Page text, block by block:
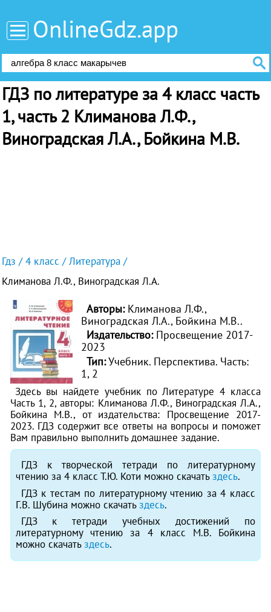
OnlineGdz.app
ГДЗ по литературе за 4 класс часть
1, часть 2 Климанова Л.Ф.,
Виноградская Л.А., Бойкина М.В.
Гдз 4 класс
Литература
Климанова Л.Ф., Виноградская Л.А.
Авторы: Климанова Л.Ф.,
Виноградская Л.А., Бойкина М.В..
Издательство: Просвещение 2017-
2023
Тип:Учебник. Перспектива. Часть:
1, 2
Здесь вы найдете учебник по Литературе 4 класса
Часть 1, 2, авторы: Климанова Л.Ф., Виноградская Л.А.,
Бойкина М.В., от издательства: Просвещение 2017-
2023. ГДЗ содержит все ответы на вопросы и поможет
Вам правильно выполнить домашнее задание.
ГДЗ к творческой тетради по литературному
чтению за 4 класс Т.Ю. Коти можно скачатьздесь.
ГДЗ к тестам по литературному чтению за 4 класс
Г.В. Шубина можно скачатьздесь.
ГДЗ к тетради учебных достижений по
литературному чтению за 4 класс М.В. Бойкина
можно скачатьздесь.